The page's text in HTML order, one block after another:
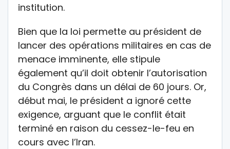
institution.
Bien que la loi permette au président de
lancer des opérations militaires en cas de
menace imminente, elle stipule
également qu’il doit obtenir l’autorisation
du Congrès dans un délai de 60 jours. Or,
début mai, le président a ignoré cette
exigence, arguant que le conflit était
terminé en raison du cessez-le-feu en
cours avec l’Iran.